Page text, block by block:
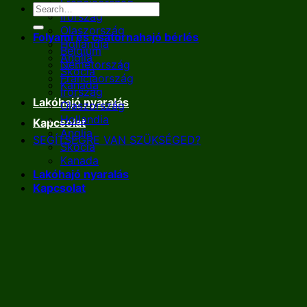
Franciaország
Írország
Olaszország
Hollandia
Anglia
Skócia
Kanada
Lakóhajó nyaralás
Kapcsolat
SEGÍTSÉGRE VAN SZÜKSÉGED?
Folyami és csatornahajó bérlés
Belgium
Németország
Franciaország
Írország
Olaszország
Hollandia
Anglia
Skócia
Kanada
Lakóhajó nyaralás
Kapcsolat